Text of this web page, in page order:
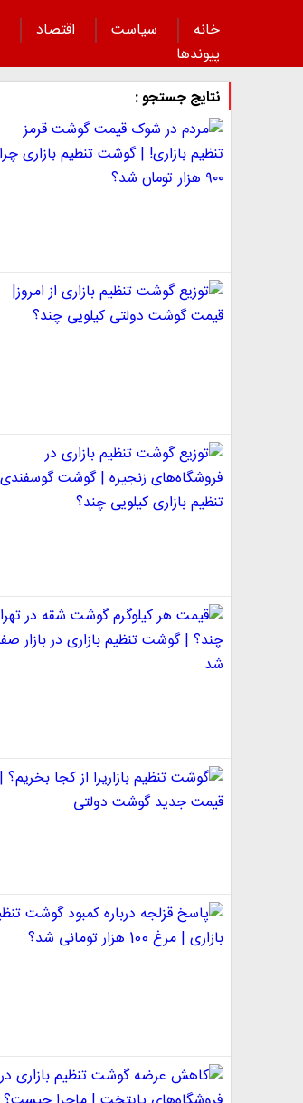
خانه سیاست اقتصاد
پیوند‌ها
نتایج جستجو :